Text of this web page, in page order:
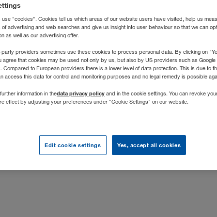
der WALTER GROUP und europäischer
Raumsystemen. Den Kunden aus Industrie, Handel, Gewerbe
"Raum sofort" – das heißt Raumlösungen mit Containern
mehreren europäischen Werken. Das 1981 gegründete
traditionelle Werte mit einem modernen
du aktiv die digitale Zukunft unserer Geschäftsprozesse
use "cookies". Cookies tell us which areas of our website users have visited, help us
of advertising and web searches and give us insight into user behaviour so that we can
as well as our advertising offer.
providers sometimes use these cookies to process personal data. By clicking on
agree that cookies may be used not only by us, but also by US providers such as Google
Compared to European providers there is a lower level of data protection. This is due to
access this data for control and monitoring purposes and no legal remedy is possible
information in thedata privacy policy and in the cookie settings. You can revoke
effect by adjusting your preferences under "Cookie Settings" on our website.
Edit cookie settings Yes, accept all cookies